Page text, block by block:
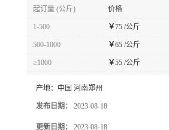
起订量 (公斤) 价格
1-500 ￥75 /公斤
500-1000 ￥65 /公斤
≥1000 ￥55 /公斤
产地： 中国 河南郑州
发布日期： 2023-08-18
更新日期： 2023-08-18